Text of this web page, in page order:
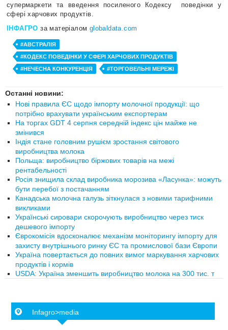
супермаркети та введення посиленого Кодексу
поведінки у
сфері харчових продуктів.
ІНФАГРО за матеріалом globaldata.com
#АВСТРАЛІЯ
#КОДЕКС ПОВЕДІНКИ У СФЕРІ ХАРЧОВИХ ПРОДУКТІВ
#НЕЧЕСНА КОНКУРЕНЦІЯ
#ТОРГОВЕЛЬНІ МЕРЕЖІ
Останні новини:
Нові правила ЄС щодо імпорту молочної продукції: що
потрібно врахувати українським експортерам
На торгах GDT 4 серпня середній індекс цін майже не
змінився
Індія стане головним рушієм зростання світового
виробництва молока
Польща: виробництво біржових товарів на межі
рентабельності
Росія знищила склад виробника морозива «Ласунка»: можуть
бути перебої з постачанням
Канадська молочна галузь зіткнулася з новими тарифними
викликами
Українські сировари скорочують виробництво через тиск
дешевого імпорту
Єврокомісія вдосконалює механізм моніторингу імпорту для
захисту внутрішнього ринку ЄС та промислової бази Європи
Україна повертається до повних вимог маркування харчових
продуктів і кормів
USDA: Україна зменшить виробництво молока на 300 тис. т
Infagro>media